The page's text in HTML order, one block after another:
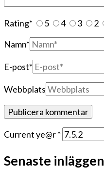
Rating* 5 4 3 2
Namn*
E-post*
Webbplats
Current ye@r*
Senaste inläggen